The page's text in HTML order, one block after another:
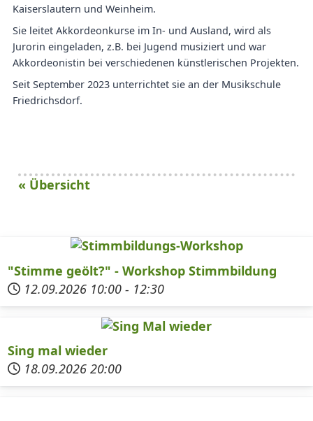
Kaiserslautern und Weinheim.
Sie leitet Akkordeonkurse im In- und Ausland, wird als
Jurorin eingeladen, z.B. bei Jugend musiziert und war
Akkordeonistin bei verschiedenen künstlerischen Projekten.
Seit September 2023 unterrichtet sie an der Musikschule
Friedrichsdorf.
« Übersicht
"Stimme geölt?" - Workshop Stimmbildung
12.09.2026 10:00 - 12:30
Sing mal wieder
18.09.2026 20:00